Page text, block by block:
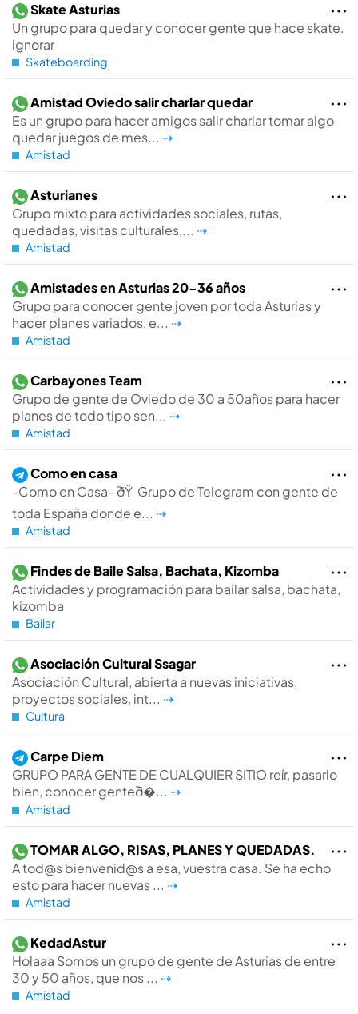
Skate Asturias
Un grupo para quedar y conocer gente que hace skate.
ignorar
Skateboarding
Amistad Oviedo salir charlar quedar
Es un grupo para hacer amigos salir charlar tomar algo
quedar juegos de mes... ⇢
Amistad
Asturianes
Grupo mixto para actividades sociales, rutas,
quedadas, visitas culturales,... ⇢
Amistad
Amistades en Asturias 20-36 años
Grupo para conocer gente joven por toda Asturias y
hacer planes variados, e... ⇢
Amistad
Carbayones Team
Grupo de gente de Oviedo de 30 a 50años para hacer
planes de todo tipo sen... ⇢
Amistad
Como en casa
-Como en Casa- ðŸ Grupo de Telegram con gente de
toda España donde e... ⇢
Amistad
Findes de Baile Salsa, Bachata, Kizomba
Actividades y programación para bailar salsa, bachata,
kizomba
Bailar
Asociación Cultural Ssagar
Asociación Cultural, abierta a nuevas iniciativas,
proyectos sociales, int... ⇢
Cultura
Carpe Diem
GRUPO PARA GENTE DE CUALQUIER SITIO reí­r, pasarlo
bien, conocer genteð�... ⇢
Amistad
TOMAR ALGO, RISAS, PLANES Y QUEDADAS.
A tod@s bienvenid@s a esa, vuestra casa. Se ha echo
esto para hacer nuevas ... ⇢
Amistad
KedadAstur
Holaaa Somos un grupo de gente de Asturias de entre
30 y 50 años, que nos ... ⇢
Amistad